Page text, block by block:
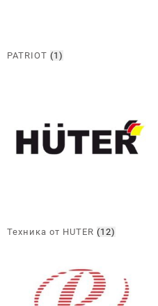
PATRIOT (1)
Техника от HUTER (12)